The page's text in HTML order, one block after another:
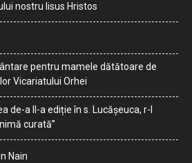
nostru Iisus Hristos
pentru mamele dătătoare de
Vicariatului Orhei
de-a II-a ediție în s. Lucășeuca, r-l
curată”
Nain